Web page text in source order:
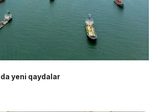
yeni qaydalar